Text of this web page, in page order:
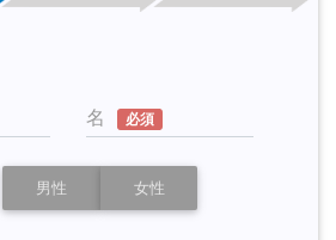
名 必須
男性 女性